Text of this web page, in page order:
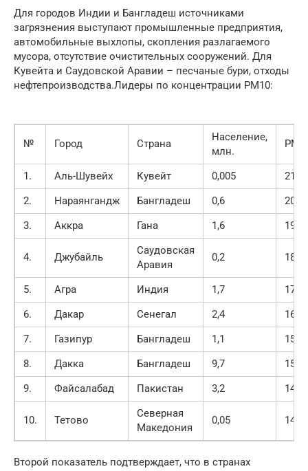
Для городов Индии и Бангладеш источниками
загрязнения выступают промышленные предприятия,
автомобильные выхлопы, скопления разлагаемого
мусора, отсутствие очистительных сооружений. Для
Кувейта и Саудовской Аравии – песчаные бури, отходы
нефтепроизводства.Лидеры по концентрации РМ10:
№ Город Страна
Население,
млн.
1. Аль-Шувейх Кувейт 0,005
217
2.
Нараянгандж Бангладеш 0,6
205
3.
Аккра Гана 1,6 190
4. Джубайль
Саудовская
Аравия
0,2 189
5. Агра Индия 1,7
179
6.
Дакар Сенегал 2,4
164
7.
Газипур Бангладеш 1,1
154
8.
Дакка Бангладеш 9,7
150
9.
Файсалабад Пакистан 3,2 148
10. Тетово
Северная
Македония
0,05 140
Второй показатель подтверждает, что в странах